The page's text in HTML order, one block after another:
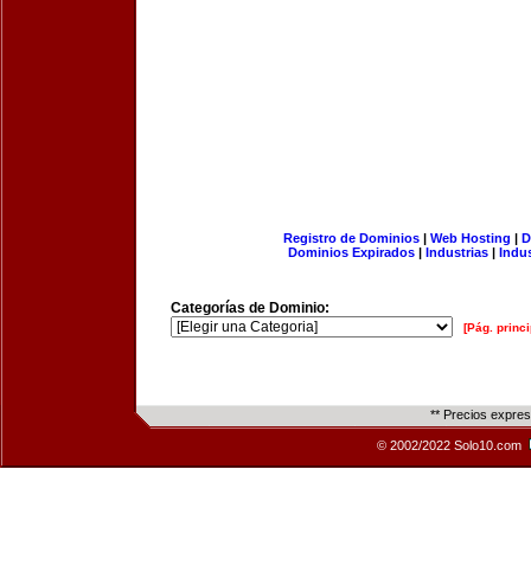
Registro de Dominios| Web Hosting |
Dominios Expirados | Industrias |
Categorías de Dominio:
[Pág.
** Precios
© 2002/2022 Solo10.com